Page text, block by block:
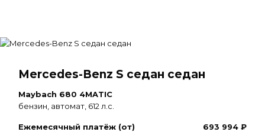
Mercedes-Benz S седан седан
Maybach 680 4MATIC
бензин, автомат, 612 л.с.
Ежемесячный платёж (от) 693 994 ₽